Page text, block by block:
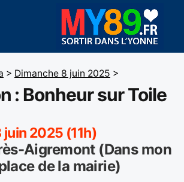
> Dimanche 8 juin 2025 >
: Bonheur sur Toile
2025 (11h)
Aigremont (Dans mon
de la mairie)